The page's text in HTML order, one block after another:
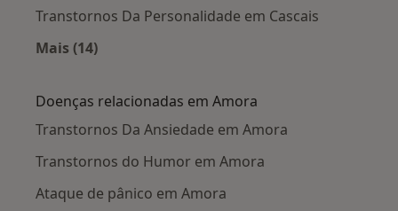
Transtornos Da Personalidade em Cascais
Mais (14)
Doenças relacionadas em Amora
Transtornos Da Ansiedade em Amora
Transtornos do Humor em Amora
Ataque de pânico em Amora